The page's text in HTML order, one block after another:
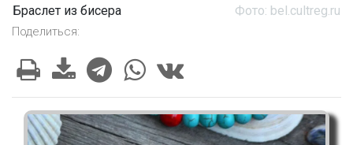
Браслет из бисера Фото: bel.cultreg.ru
Поделиться: